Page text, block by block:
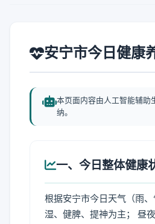
安宁市今日健康
本页面内容由人工智能辅助
纳。
一、今日整体健康
根据安宁市今日天气（雨
湿、健脾、提神为主； 昼